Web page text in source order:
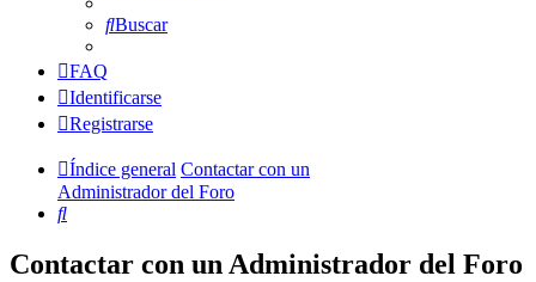
Buscar
FAQ
Identificarse
Registrarse
Índice general Contactar con un
Administrador del Foro
Buscar
Contactar con un Administrador del Foro